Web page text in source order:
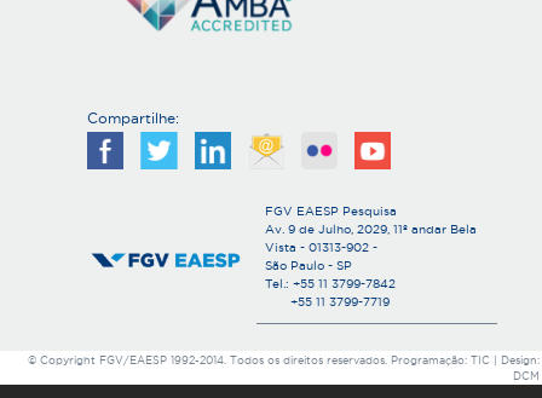
Compartilhe:
FGV EAESP Pesquisa
Av. 9 de Julho, 2029, 11º andar Bela
Vista - 01313-902 -
São Paulo - SP
Tel.: +55 11 3799-7842
+55 11 3799-7719
© Copyright FGV/EAESP 1992-2014. Todos os direitos reservados. Programação: TIC | Design:
DCM